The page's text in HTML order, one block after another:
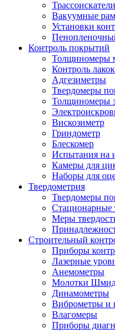
Вакуумные
Установки
Контроль покрытий
Толщиномеры
Контроль
Адгезиметры
Твердомеры
Толщиномеры
Вискозиметр
Гриндометр
Блескомер
Испытания на
Камеры для
Наборы для
Твердометрия
Твердомеры
Стационарные
Меры
Строительный
Приборы
Лазерные
Анемометры
Молотки
Динамометры
Виброметры и
Влагомеры
Приборы